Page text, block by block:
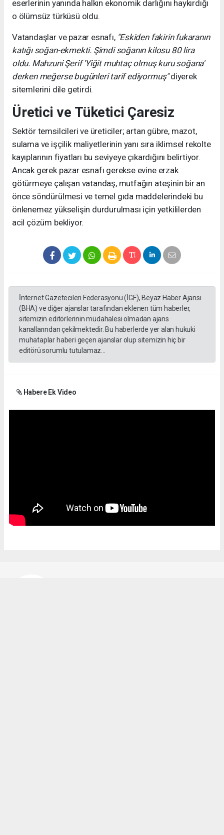
eserlerinin yanında halkın ekonomik darlığını haykırdığı
o ölümsüz türküsü oldu.
Vatandaşlar ve pazar esnafı, "Eskiden fakirin fukaranın
katığı soğan-ekmekti. Şimdi soğanın kilosu 80 lira
oldu. Mahzuni Şerif 'Yiğit muhtaç olmuş kuru soğana'
derken meğerse bugünleri tarif ediyormuş"diyerek
sitemlerini dile getirdi.
Üretici ve Tüketici Çaresiz
Sektör temsilcileri ve üreticiler; artan gübre, mazot,
sulama ve işçilik maliyetlerinin yanı sıra iklimsel rekolte
kayıplarının fiyatları bu seviyeye çıkardığını belirtiyor.
Ancak gerek pazar esnafı gerekse evine erzak
götürmeye çalışan vatandaş, mutfağın ateşinin bir an
önce söndürülmesi ve temel gıda maddelerindeki bu
önlenemez yükselişin durdurulması için yetkililerden
acil çözüm bekliyor.
İnternet Gazetecileri Federasyonu (İGF), Beyaz Haber Ajansı
(BHA) ve diğer ajanslar tarafından eklenen tüm haberler,
sitemizin editörlerinin müdahalesi olmadan ajans
kanallarından çekilmektedir. Bu haberlerde yer alan hukuki
muhataplar haberi geçen ajanslar olup sitemizin hiç bir
editörü sorumlu tutulamaz...
Habere Ek Video